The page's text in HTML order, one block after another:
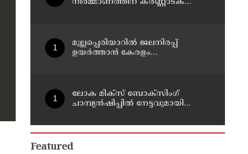
നിർമ്മാണത്തിന് കർണ്ണാടക
മുല്ലപ്പെരിയാറിൽ ജലനിരപ്പ്
ഉയർത്താൻ കേരളം
ലോക മിക്സ് ബോക്സിംഗ്
ചാമ്പ്യൻഷിപ്പിൽ നേട്ടവുമായി
വെള്ളി മെഡൽ
Featured